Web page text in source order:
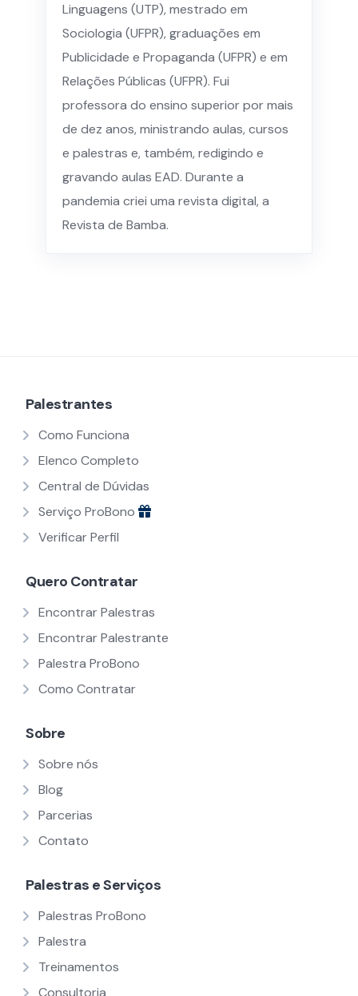
Linguagens (UTP), mestrado em
Sociologia (UFPR), graduações em
Publicidade e Propaganda (UFPR) e em
Relações Públicas (UFPR). Fui
professora do ensino superior por mais
de dez anos, ministrando aulas, cursos
e palestras e, também, redigindo e
gravando aulas EAD. Durante a
pandemia criei uma revista digital, a
Revista de Bamba.
Palestrantes
Como Funciona
Elenco Completo
Central de Dúvidas
Serviço ProBono
Verificar Perfil
Quero Contratar
Encontrar Palestras
Encontrar Palestrante
Palestra ProBono
Como Contratar
Sobre
Sobre nós
Blog
Parcerias
Contato
Palestras e Serviços
Palestras ProBono
Palestra
Treinamentos
Consultoria